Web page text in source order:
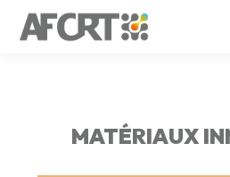
MATÉRIAUX